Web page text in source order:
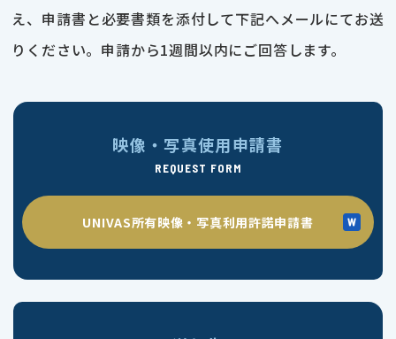
え、申請書と必要書類を添付して下記へメールにてお送
りください。申請から1週間以内にご回答します。
映像・写真使用申請書
REQUEST FORM
UNIVAS所有映像・写真利用許諾申請書